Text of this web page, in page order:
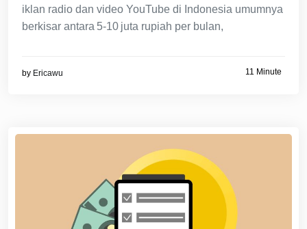
iklan radio dan video YouTube di Indonesia umumnya
berkisar antara 5‑10 juta rupiah per bulan,
by Ericawu 11 Minute